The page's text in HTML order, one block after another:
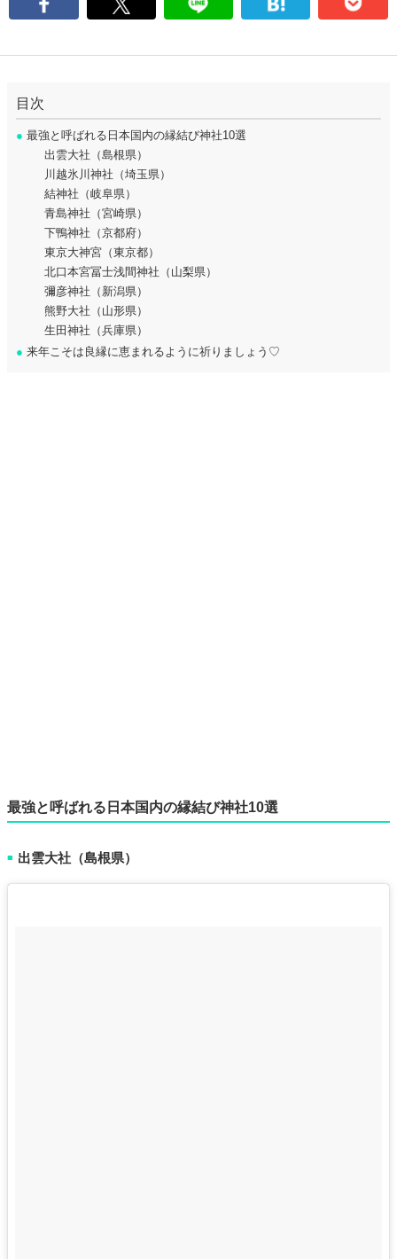
目次
● 最強と呼ばれる日本国内の縁結び神社10選
出雲大社（島根県）
川越氷川神社（埼玉県）
結神社（岐阜県）
青島神社（宮崎県）
下鴨神社（京都府）
東京大神宮（東京都）
北口本宮冨士浅間神社（山梨県）
彌彦神社（新潟県）
熊野大社（山形県）
生田神社（兵庫県）
● 来年こそは良縁に恵まれるように祈りましょう♡
最強と呼ばれる日本国内の縁結び神社10選
■ 出雲大社（島根県）